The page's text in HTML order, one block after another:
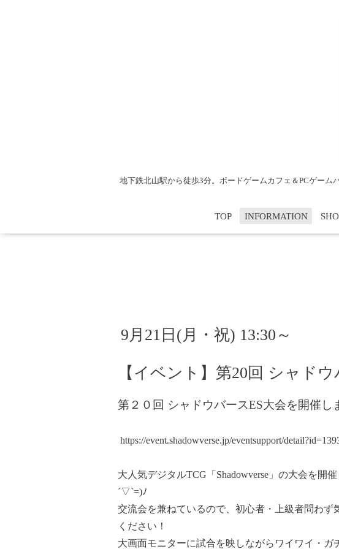
地下鉄北山駅から徒歩3分。ボードゲームカフェ＆PCゲー
TOP INFORMATION
9月21日(月・祝) 13:30～
【イベント】第20回 シャド
第２０回 シャドウバースES大会を開催し
https://event.shadowverse.jp/eventsupport/
大人気デジタルTCG「Shadowverse」の大会を開
´▽`=)ﾉ
交流会を兼ねているので、初心者・上級者問わず
ください！
大画面モニターに試合を映しながらワイワイ・ガ